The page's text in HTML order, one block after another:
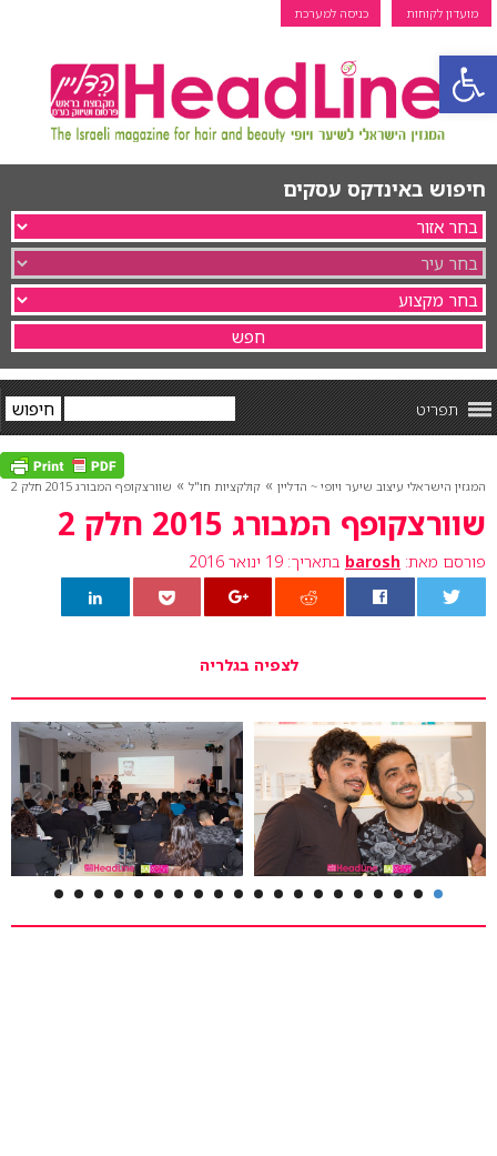
פתח סרגל נגישות
מועדון לקוחות כניסה למערכת
חיפוש באינדקס עסקים
תפריט
המגזין הישראלי עיצוב שיער ויופי ~ הדליין » קולקציות חו"ל » שוורצקופף המבורג 2015 חלק 2
שוורצקופף המבורג 2015 חלק 2
פורסם מאת: barosh בתאריך: 19 ינואר 2016
לצפיה בגלריה